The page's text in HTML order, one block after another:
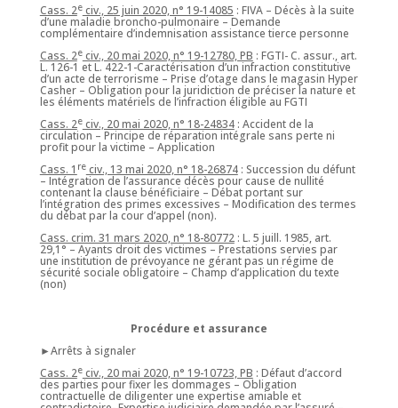
Cass. 2eciv., 25 juin 2020, n° 19-14085 : FIVA – Décès à la suite
d’une maladie broncho-pulmonaire – Demande
complémentaire d’indemnisation assistance tierce personne
Cass. 2eciv., 20 mai 2020, n° 19-12780, PB : FGTI- C. assur., art.
L. 126-1 et L. 422-1-Caractérisation d’un infraction constitutive
d’un acte de terrorisme – Prise d’otage dans le magasin Hyper
Casher – Obligation pour la juridiction de préciser la nature et
les éléments matériels de l’infraction éligible au FGTI
Cass. 2eciv., 20 mai 2020, n° 18-24834: Accident de la
circulation – Principe de réparation intégrale sans perte ni
profit pour la victime – Application
Cass. 1 reciv., 13 mai 2020, n° 18-26874: Succession du défunt
– Intégration de l’assurance décès pour cause de nullité
contenant la clause bénéficiaire – Débat portant sur
l’intégration des primes excessives – Modification des termes
du débat par la cour d’appel (non).
Cass. crim. 31 mars 2020, n° 18-80772: L. 5 juill. 1985, art.
29,1° – Ayants droit des victimes – Prestations servies par
une institution de prévoyance ne gérant pas un régime de
sécurité sociale obligatoire – Champ d’application du texte
(non)
Procédure et assurance
►Arrêts à signaler
Cass. 2eciv., 20 mai 2020, n° 19-10723, PB : Défaut d’accord
des parties pour fixer les dommages – Obligation
contractuelle de diligenter une expertise amiable et